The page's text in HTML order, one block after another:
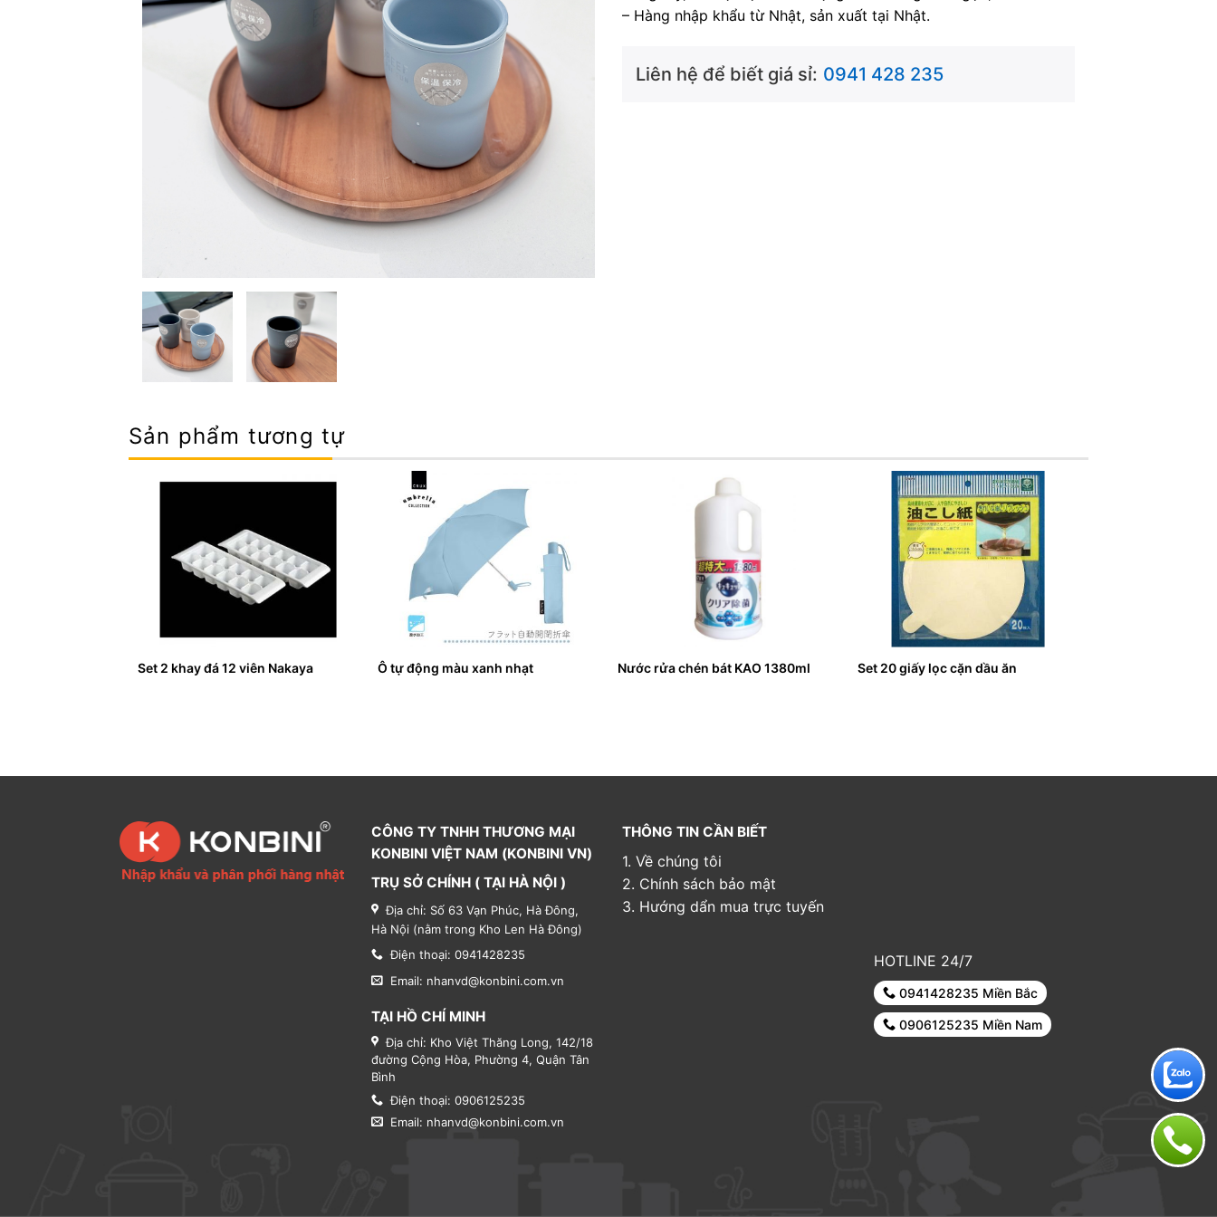
– Hàng nhập khẩu từ Nhật, sản xuất tại Nhật.
Liên hệ để biết giá sỉ: 0941 428 235
Sản phẩm tương tự
Set 2 khay đá 12 viên Nakaya Ô tự động màu xanh nhạt Nước rửa chén bát KAO 1380ml Set 20 giấy lọc cặn dầu ăn
CÔNG TY TNHH THƯƠNG MẠI
KONBINI VIỆT NAM (KONBINI VN)
TRỤ SỞ CHÍNH ( TẠI HÀ NỘI )
Địa chỉ: Số 63 Vạn Phúc, Hà Đông,
Hà Nội (nằm trong Kho Len Hà Đông)
Điện thoại: 0941428235
Email: nhanvd@konbini.com.vn
TẠI HỒ CHÍ MINH
Địa chỉ: Kho Việt Thăng Long, 142/18
đường Cộng Hòa, Phường 4, Quận Tân
Bình
Điện thoại: 0906125235
Email: nhanvd@konbini.com.vn
THÔNG TIN CẦN BIẾT
1. Về chúng tôi
2. Chính sách bảo mật
3. Hướng dẩn mua trực tuyến
HOTLINE 24/7
0941428235 Miền Bắc
0906125235 Miền Nam